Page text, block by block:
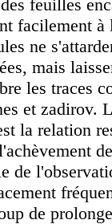
feuilles
facilement à
ne
mais
les traces
et zadirov.
la relation
de
de